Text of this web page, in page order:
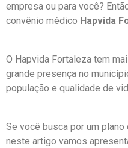
empresa ou para você?
convênio médico Hapvida
O Hapvida Fortaleza tem
grande presença no
população e qualidade de
Se você busca por um
neste artigo vamos